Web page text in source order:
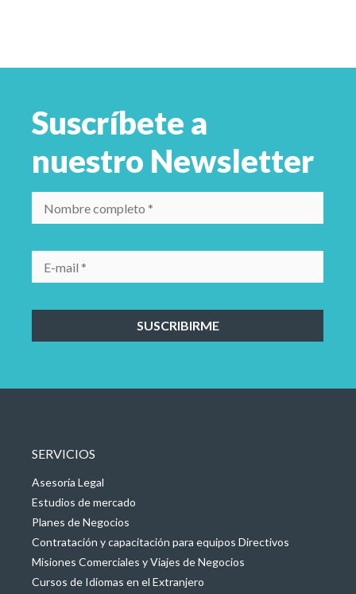
Suscríbete a
nuestro Newsletter
SERVICIOS
Asesoría Legal
Estudios de mercado
Planes de Negocios
Contratación y capacitación para equipos Directivos
Misiones Comerciales y Viajes de Negocios
Cursos de Idiomas en el Extranjero